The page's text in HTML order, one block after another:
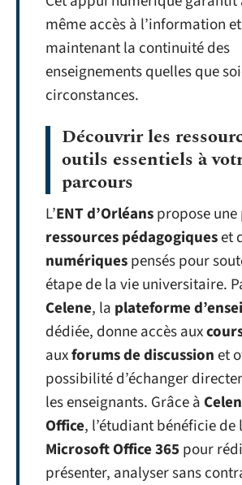
même accès à l’information
maintenant la continuité des
enseignements quelles que
circonstances.
Découvrir les
outils essentiels à
parcours
L’ENT d’Orléanspropose
ressources pédagogiqueset
numériquespensés pour
étape de la vie universitaire.
Celene, la plateforme
dédiée, donne accès aux
auxforums de discussionet
possibilité d’échanger
les enseignants. Grâce à
Office, l’étudiant bénéficie de
Microsoft Office 365 pour
présenter, analyser sans